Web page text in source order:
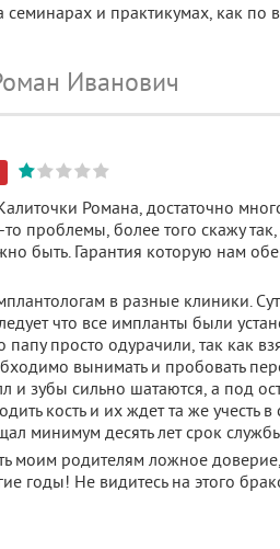
и практикумах, как по
Иванович
Романа, достаточно
проблемы, более того скажу
быть. Гарантия которую нам
в разные клиники.
что все импланты были
просто одурачили, так как
вынимать и пробовать
и зубы сильно шатаются, а под
кость и их ждет та же учесть
минимум десять лет срок
моим родителям ложное
годы! Не видитесь на этого